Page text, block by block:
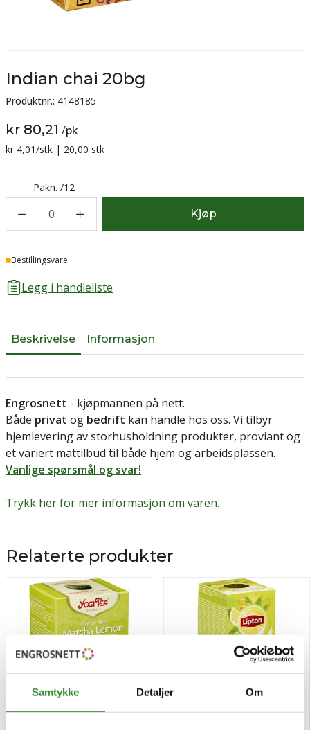
Samtykke Detaljer Om
Indian chai 20bg
Produktnr.: 4148185
kr 80,21 /pk
Sammenligning pris:
kr 4,01/stk | 20,00 stk
Pakn. /12
0 Kjøp
Lager
Bestillingsvare
Legg i handleliste
Beskrivelse Informasjon
Engrosnett - kjøpmannen på nett.
Både privat og bedrift kan handle hos oss. Vi tilbyr
hjemlevering av storhusholdning produkter, proviant og
et variert mattilbud til både hjem og arbeidsplassen.
Vanlige spørsmål og svar!
Trykk her for mer informasjon om varen.
Relaterte produkter